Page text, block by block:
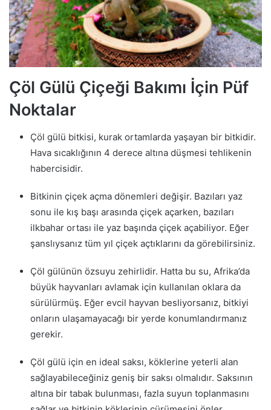
Çöl Gülü Çiçeği Bakımı İçin Püf
Noktalar
Çöl gülü bitkisi, kurak ortamlarda yaşayan bir bitkidir.
Hava sıcaklığının 4 derece altına düşmesi tehlikenin
habercisidir.
Bitkinin çiçek açma dönemleri değişir. Bazıları yaz
sonu ile kış başı arasında çiçek açarken, bazıları
ilkbahar ortası ile yaz başında çiçek açabiliyor. Eğer
şanslıysanız tüm yıl çiçek açtıklarını da görebilirsiniz.
Çöl gülünün özsuyu zehirlidir. Hatta bu su, Afrika’da
büyük hayvanları avlamak için kullanılan oklara da
sürülürmüş. Eğer evcil hayvan besliyorsanız, bitkiyi
onların ulaşamayacağı bir yerde konumlandırmanız
gerekir.
Çöl gülü için en ideal saksı, köklerine yeterli alan
sağlayabileceğiniz geniş bir saksı olmalıdır. Saksının
altına bir tabak bulunması, fazla suyun toplanmasını